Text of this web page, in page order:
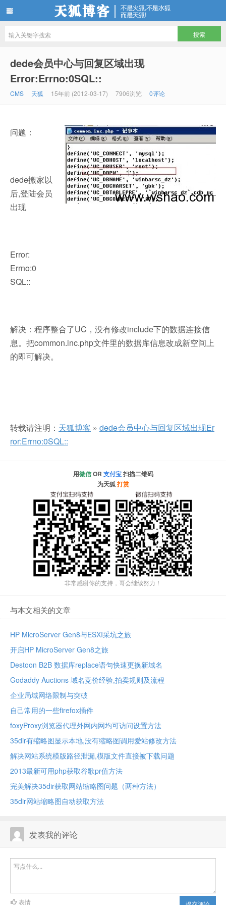
dede会员中心与回复区域出现
Error:Errno:0SQL::
CMS 天狐 15年前 (2012-03-17) 7906浏览 0评论
问题：
dede搬家以
后,登陆会员
出现
Error:
Errno:0
SQL::
解决：程序整合了UC，没有修改include下的数据连接信
息。把common.inc.php文件里的数据库信息改成新空间上
的即可解决。
转载请注明： 天狐博客 » dede会员中心与回复区域出现Er
ror:Errno:0SQL::
用微信OR 支付宝扫描二维码
为天狐打赏
非常感谢你的支持，哥会继续努力！
与本文相关的文章
HP MicroServer Gen8与ESXI采坑之旅
开启HP MicroServer Gen8之旅
Destoon B2B 数据库replace语句快速更换新域名
Godaddy Auctions 域名竞价经验,拍卖规则及流程
企业局域网络限制与突破
自己常用的一些firefox插件
foxyProxy浏览器代理外网内网均可访问设置方法
35dir有缩略图显示本地,没有缩略图调用爱站修改方法
解决网站系统模版路径泄漏,模版文件直接被下载问题
2013最新可用php获取谷歌pr值方法
完美解决35dir获取网站缩略图问题（两种方法）
35dir网站缩略图自动获取方法
发表我的评论
表情